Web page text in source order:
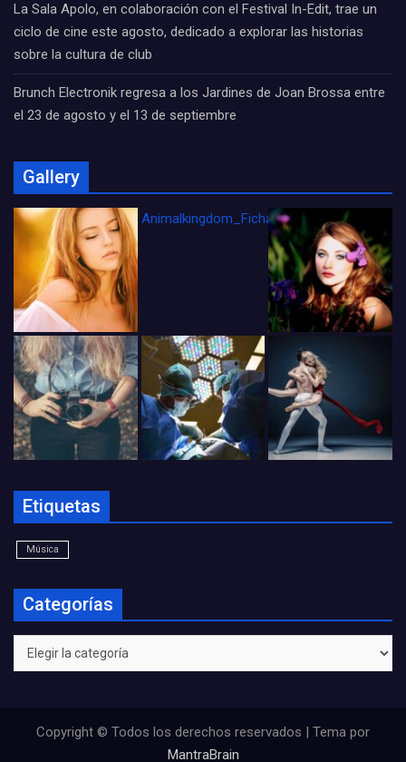
La Sala Apolo, en colaboración con el Festival In-Edit, trae un
ciclo de cine este agosto, dedicado a explorar las historias
sobre la cultura de club
Brunch Electronik regresa a los Jardines de Joan Brossa entre
el 23 de agosto y el 13 de septiembre
Gallery
Animalkingdom_FichaCine
Etiquetas
Música
Categorías
Categorías
Copyright © Todos los derechos reservados | Tema por
MantraBrain